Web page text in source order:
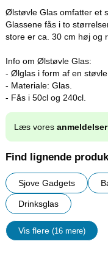
Ølstøvle Glas omfatter et
Glassene fås i to
store er ca. 30 cm høj og
Info om Ølstøvle Glas:
- Ølglas i form af en støvle.
- Materiale: Glas.
- Fås i 50cl og 240cl.
Læs vores anmeldelser
Find lignende
Sjove Gadgets
Drinksglas
Vis flere (16 mere)
Egenskaper